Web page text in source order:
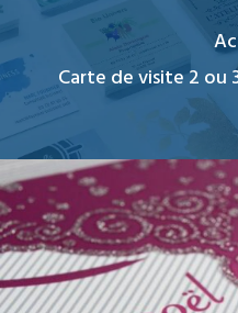
Carte de visite 2